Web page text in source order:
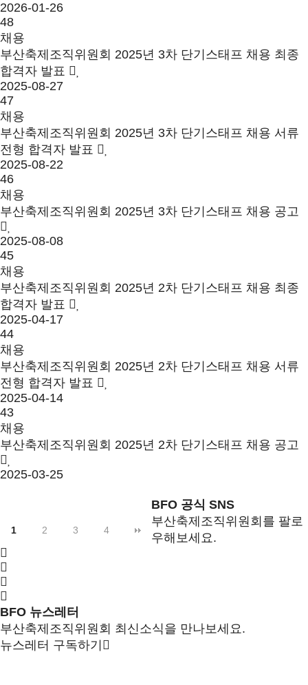
2026-01-26
48
채용
부산축제조직위원회 2025년 3차 단기스태프 채용 최종
합격자 발표
2025-08-27
47
채용
부산축제조직위원회 2025년 3차 단기스태프 채용 서류
전형 합격자 발표
2025-08-22
46
채용
부산축제조직위원회 2025년 3차 단기스태프 채용 공고
2025-08-08
45
채용
부산축제조직위원회 2025년 2차 단기스태프 채용 최종
합격자 발표
2025-04-17
44
채용
부산축제조직위원회 2025년 2차 단기스태프 채용 서류
전형 합격자 발표
2025-04-14
43
채용
부산축제조직위원회 2025년 2차 단기스태프 채용 공고
2025-03-25
1 2 3 4
BFO 공식 SNS
부산축제조직위원회를 팔로
우해보세요.
BFO 뉴스레터
부산축제조직위원회 최신소식을 만나보세요.
뉴스레터 구독하기